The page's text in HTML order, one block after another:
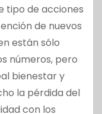
tipo de acciones
de nuevos
están sólo
números, pero
bienestar y
la pérdida del
con los